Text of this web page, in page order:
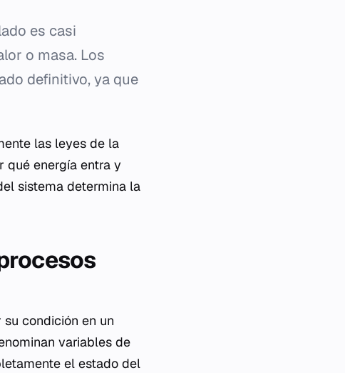
es casi
o masa. Los
definitivo, ya que
las leyes de la
qué energía entra y
sistema determina la
condición en un
variables de
el estado del